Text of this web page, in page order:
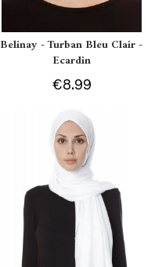
Belinay - Turban Bleu Clair -
Ecardin
€8.99